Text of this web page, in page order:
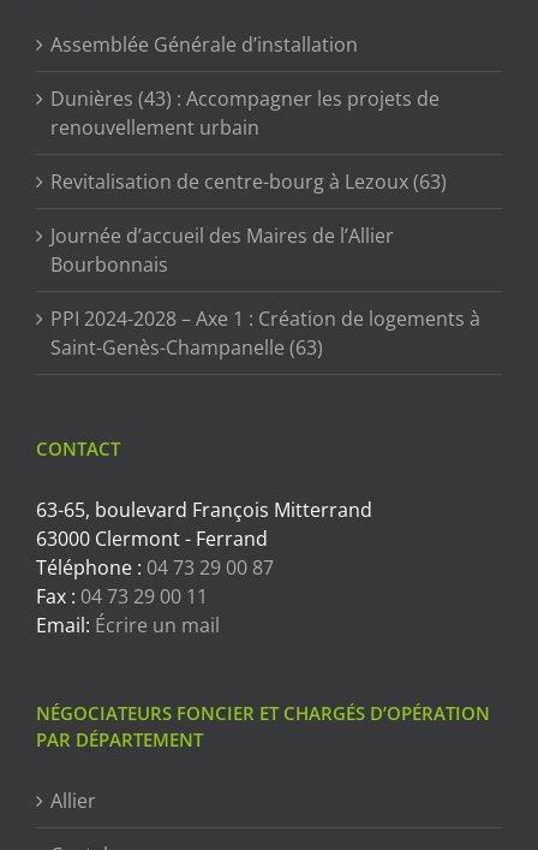
Assemblée Générale d’installation
Dunières (43) : Accompagner les projets de
renouvellement urbain
Revitalisation de centre-bourg à Lezoux (63)
Journée d’accueil des Maires de l’Allier
Bourbonnais
PPI 2024-2028 – Axe 1 : Création de logements à
Saint-Genès-Champanelle (63)
CONTACT
63-65, boulevard François Mitterrand
63000 Clermont - Ferrand
Téléphone : 04 73 29 00 87
Fax : 04 73 29 00 11
Email: Écrire un mail
NÉGOCIATEURS FONCIER ET CHARGÉS D’OPÉRATION
PAR DÉPARTEMENT
Allier